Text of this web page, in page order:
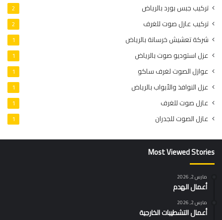
تركيب جبس بورد بالرياض 2
تركيب عازل صوت للغرف 2
شركة تعشيش خرسانة بالرياض 1
عزل استوديو صوت بالرياض 1
عوازل الصوت لغرف ساكو 1
عزل النوافذ والأبواب بالرياض 1
عازل صوت للغرف 1
عازل الصوت للجدران 1
Most Viewed Stories
مارس 2, 2026
أعمال الهدم
مارس 2, 2026
أعمال التشطيبات الخارجية